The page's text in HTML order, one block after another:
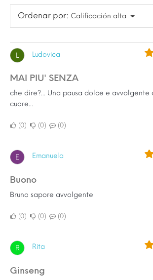
Ordenar por: Calificación alta
L Ludovica
MAI PIU' SENZA
che dire?... Una pausa dolce e avvolgente
cuore...
0 0 0
E Emanuela
Buono
Bruno sapore avvolgente
0 0 0
R Rita
Ginseng